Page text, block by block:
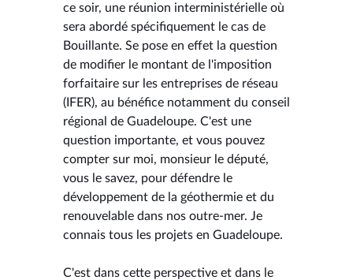
ce soir, une réunion interministérielle où
sera abordé spécifiquement le cas de
Bouillante. Se pose en effet la question
de modifier le montant de l'imposition
forfaitaire sur les entreprises de réseau
(IFER), au bénéfice notamment du conseil
régional de Guadeloupe. C'est une
question importante, et vous pouvez
compter sur moi, monsieur le député,
vous le savez, pour défendre le
développement de la géothermie et du
renouvelable dans nos outre-mer. Je
connais tous les projets en Guadeloupe.
C'est dans cette perspective et dans le